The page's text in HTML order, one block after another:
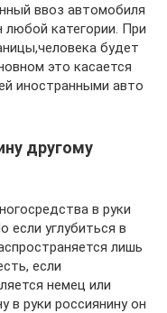
ввоз автомобиля
категории. При
будет
это касается
иностранными авто
другому
в руки
если углубиться в
лишь
если
немец или
в руки россиянину он